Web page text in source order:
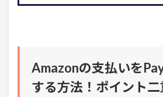
Amazonの支払いを
する方法！ポイント